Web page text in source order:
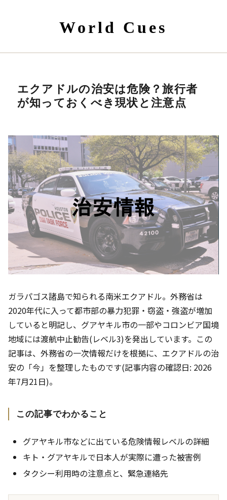
World Cues
エクアドルの治安は危険？旅行者
が知っておくべき現状と注意点
ガラパゴス諸島で知られる南米エクアドル。外務省は
2020年代に入って都市部の暴力犯罪・窃盗・強盗が増加
していると明記し、グアヤキル市の一部やコロンビア国境
地域には渡航中止勧告(レベル3)を発出しています。この
記事は、外務省の一次情報だけを根拠に、エクアドルの治
安の「今」を整理したものです(記事内容の確認日: 2026
年7月21日)。
この記事でわかること
グアヤキル市などに出ている危険情報レベルの詳細
キト・グアヤキルで日本人が実際に遭った被害例
タクシー利用時の注意点と、緊急連絡先